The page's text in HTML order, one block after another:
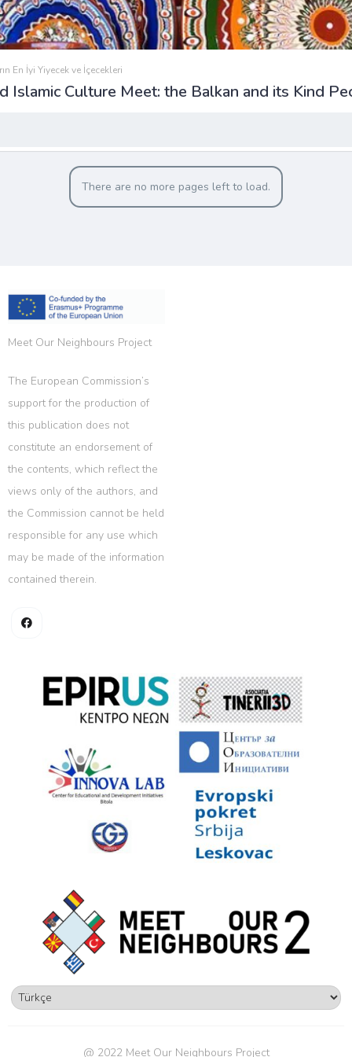
En İyi Yiyecek ve İçecekleri
Islamic Culture Meet: the Balkan and its Kind
There are no more pages left to load.
Meet Our Neighbours Project
The European Commission’s
support for the production of
this publication does not
constitute an endorsement of
the contents, which reflect the
views only of the authors, and
the Commission cannot be held
responsible for any use which
may be made of the information
contained therein.
Dil
@ 2022 Meet Our Neighbours Project